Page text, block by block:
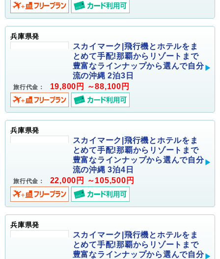
兵庫県発
スカイマーク|飛行機とホテルをま
とめて手配!那覇からリゾートまで
豊富なラインナップから選んで自分
流の沖縄 2泊3日
旅行代金： 19,800円 ～88,100円
兵庫県発
スカイマーク|飛行機とホテルをま
とめて手配!那覇からリゾートまで
豊富なラインナップから選んで自分
流の沖縄 3泊4日
旅行代金： 22,000円 ～105,500円
兵庫県発
スカイマーク|飛行機とホテルをま
とめて手配!那覇からリゾートまで
豊富なラインナップから選んで自分